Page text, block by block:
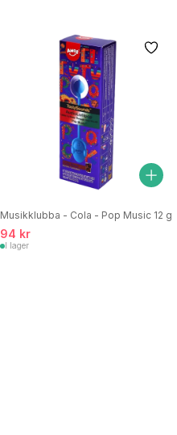
Musikklubba - Cola - Pop Music 12 g
94 kr
I lager